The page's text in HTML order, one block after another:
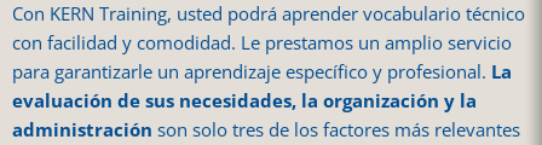
Con KERN Training, usted podrá aprender vocabulario técnico
con facilidad y comodidad. Le prestamos un amplio servicio
para garantizarle un aprendizaje específico y profesional. La
evaluación de sus necesidades, la organización y la
administración son solo tres de los factores más relevantes